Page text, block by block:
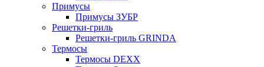
Примусы
Примусы ЗУБР
Решетки-гриль
Решетки-гриль GRINDA
Термосы
Термосы DEXX